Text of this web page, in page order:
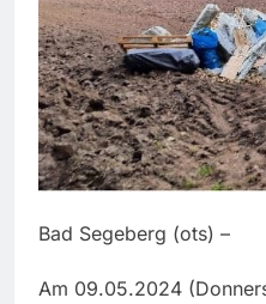
Bad Segeberg (ots) –
Am 09.05.2024